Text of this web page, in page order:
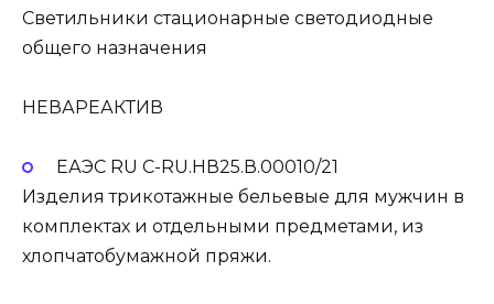
Светильники стационарные светодиодные
общего назначения
НЕВАРЕАКТИВ
ЕАЭС RU С-RU.НВ25.В.00010/21
Изделия трикотажные бельевые для мужчин в
комплектах и отдельными предметами, из
хлопчатобумажной пряжи.